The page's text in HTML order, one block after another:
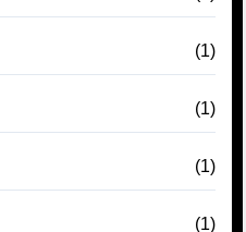
(1)
(1)
(1)
(1)